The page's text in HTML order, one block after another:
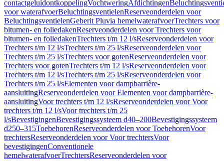
contactgeluidontkoppelingVochtweringAfdichtingen
voor waterafvoerBeluchtingsventielenReserveonderdelen voor
BeluchtingsventielenGeberit Pluvia hemelwaterafvoerTrechters voor
bitumen- en foliedakenReserveonderdelen voor Trechters voor
bitumen- en foliedakenTrechters t/m 12 l/sReserveonderdelen voor
Trechters t/m 12 l/sTrechters t/m 25 l/sReserveonderdelen voor
Trechters t/m 25 l/sTrechters voor gotenReserveonderdelen voor
Trechters voor gotenTrechters t/m 12 l/sReserveonderdelen voor
Trechters t/m 12 l/sTrechters t/m 25 l/sReserveonderdelen voor
Trechters t/m 25 l/sElementen voor dampbarrière-
aansluitingReserveonderdelen voor Elementen voor dampbarrière-
aansluitingVoor trechters t/m 12 l/sReserveonderdelen voor Voor
trechters t/m 12 l/sVoor trechters t/m 25
l/sBevestigingenBevestigingssysteem d40–200Bevestigingssysteem
d250–315ToebehorenReserveonderdelen voor ToebehorenVoor
trechtersReserveonderdelen voor Voor trechtersVoor
bevestigingenConventionele
hemelwaterafvoerTrechtersReserveonderdelen voor